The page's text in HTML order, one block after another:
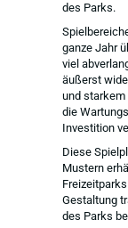
des Parks.
ganze Jahr
viel
äußerst
und starkem
die
Investition
Diese
Mustern
Gestaltung
des Parks